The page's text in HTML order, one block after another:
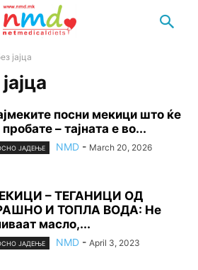
јајца
посни мекици што ќе
пробате – тајната е во...
ЈАДЕЊЕ NMD - March 20, 2026
– ТЕГАНИЦИ ОД
И ТОПЛА ВОДА: Не
масло,...
ЈАДЕЊЕ NMD - April 3, 2023